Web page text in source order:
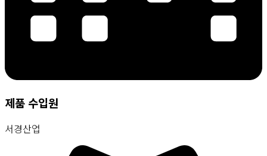
제품 수입원
서경산업